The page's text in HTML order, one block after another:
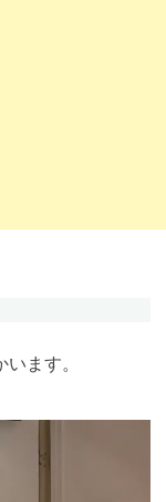
ます。